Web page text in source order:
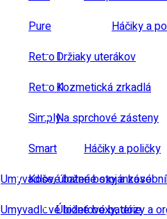
Pure
Retro I
Retro II
Simply
Smart
Umyvadlové baterie stojánkové
Umyvadlové bidetové baterie
Háčiky a
Držiaky uterákov
Kozmetická zrkadlá
Na sprchové zásteny
Háčiky a poličky
Koše, úložné boxy a
Úložné boxy, dózy a